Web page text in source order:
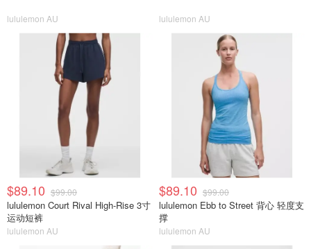
lululemon AU lululemon AU
$89.10 $99.00
lululemon Court Rival High-Rise 3寸
运动短裤
lululemon AU
$89.10 $99.00
lululemon Ebb to Street 背心 轻度支
撑
lululemon AU